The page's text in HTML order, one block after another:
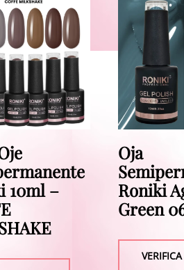
10ml –
Oja
Roniki
Green